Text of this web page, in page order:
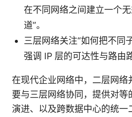
在不同网络之间建立一个
道”。
三层网络关注“如何把不同
强调 IP 层的可达性与路由
在现代企业网络中，二层网络
要与三层网络协同，提供对等
演进、以及跨数据中心的统一